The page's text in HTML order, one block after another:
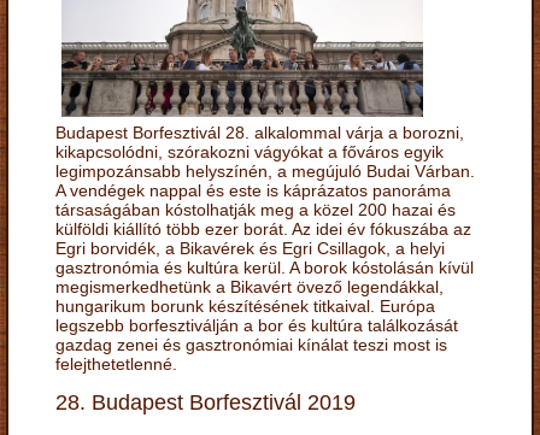
Budapest Borfesztivál 28. alkalommal várja a borozni,
kikapcsolódni, szórakozni vágyókat a főváros egyik
legimpozánsabb helyszínén, a megújuló Budai Várban.
A vendégek nappal és este is káprázatos panoráma
társaságában kóstolhatják meg a közel 200 hazai és
külföldi kiállító több ezer borát. Az idei év fókuszába az
Egri borvidék, a Bikavérek és Egri Csillagok, a helyi
gasztronómia és kultúra kerül. A borok kóstolásán kívül
megismerkedhetünk a Bikavért övező legendákkal,
hungarikum borunk készítésének titkaival. Európa
legszebb borfesztiválján a bor és kultúra találkozását
gazdag zenei és gasztronómiai kínálat teszi most is
felejthetetlenné.
28. Budapest Borfesztivál 2019